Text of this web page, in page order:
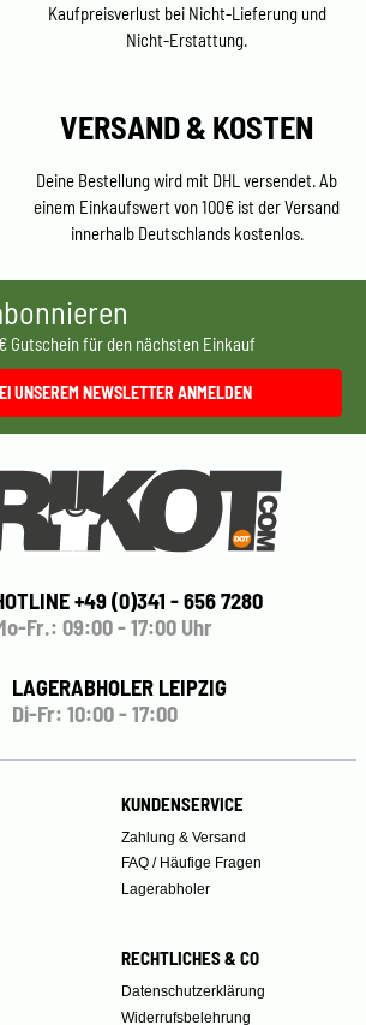
Kaufpreisverlust bei Nicht-Lieferung und
Nicht-Erstattung.
VERSAND & KOSTEN
Deine Bestellung wird mit DHL versendet. Ab
einem Einkaufswert von 100€ ist der Versand
innerhalb Deutschlands kostenlos.
Gutschein für den nächsten Einkauf
UNSEREM NEWSLETTER ANMELDEN
+49 (0)341 - 656 7280
Fr.: 09:00 - 17:00 Uhr
LAGERABHOLER LEIPZIG
Di-Fr: 10:00 - 17:00
KUNDENSERVICE
Zahlung & Versand
FAQ / Häufige Fragen
Lagerabholer
RECHTLICHES & CO
Datenschutzerklärung
Widerrufsbelehrung